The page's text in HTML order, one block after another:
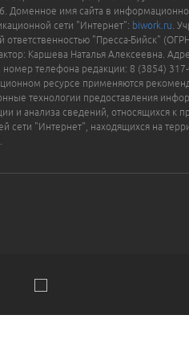
Доменное имя сайта в
сети "Интернет": biwork.ru .
ответственностью "Пресса-Бийск"
Каршева Наталья Алексеевна.
, номер телефона редакции: 8 (3854)
ресурсе применяются
технологии предоставления
и анализа сведений, относящихся к
сети "Интернет", находящихся на